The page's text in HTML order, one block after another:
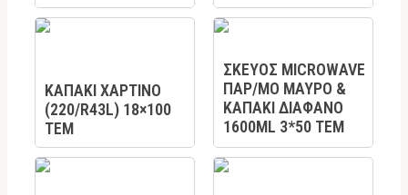
KAΠΑΚΙ ΧΑΡΤΙΝΟ
(220/R43L) 18×100
TEM
ΣΚΕΥΟΣ MICROWAVE
ΠΑΡ/ΜΟ ΜΑΥΡΟ &
ΚΑΠΑΚΙ ΔΙΑΦΑΝΟ
1600ML 3*50 TEM